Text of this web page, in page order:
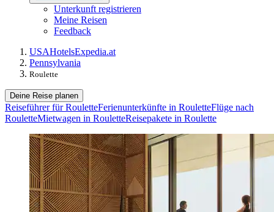
Unterkunft registrieren
Meine Reisen
Feedback
USAHotelsExpedia.at
Pennsylvania
Roulette
Deine Reise planen
Reiseführer für RouletteFerienunterkünfte in RouletteFlüge nach
RouletteMietwagen in RouletteReisepakete in Roulette